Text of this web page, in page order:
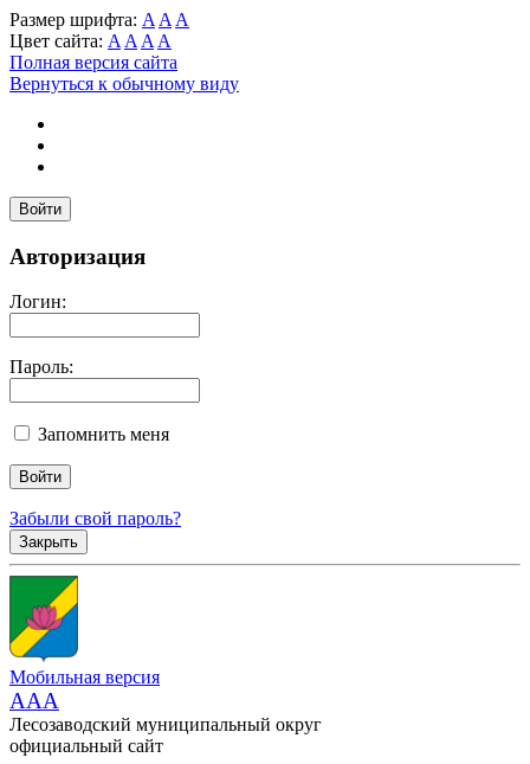
Размер шрифта: A A A
Цвет сайта: A A A A
Полная версия сайта
Вернуться к обычному виду
Войти
Авторизация
Логин:
Пароль:
Запомнить меня
Забыли свой пароль?
Закрыть
Мобильная версия
AAA
Лесозаводский муниципальный округ
официальный сайт